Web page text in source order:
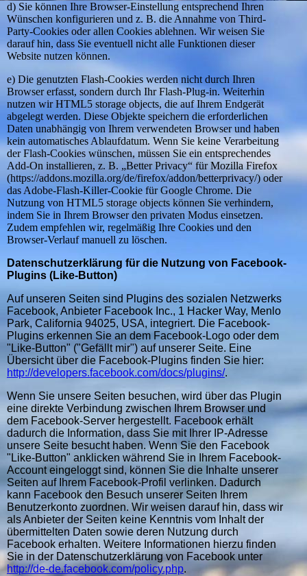
d) Sie können Ihre Browser-Einstellung entsprechend Ihren
Wünschen konfigurieren und z. B. die Annahme von Third-
Party-Cookies oder allen Cookies ablehnen. Wir weisen Sie
darauf hin, dass Sie eventuell nicht alle Funktionen dieser
Website nutzen können.
e) Die genutzten Flash-Cookies werden nicht durch Ihren
Browser erfasst, sondern durch Ihr Flash-Plug-in. Weiterhin
nutzen wir HTML5 storage objects, die auf Ihrem Endgerät
abgelegt werden. Diese Objekte speichern die erforderlichen
Daten unabhängig von Ihrem verwendeten Browser und haben
kein automatisches Ablaufdatum. Wenn Sie keine Verarbeitung
der Flash-Cookies wünschen, müssen Sie ein entsprechendes
Add-On installieren, z. B. „Better Privacy“ für Mozilla Firefox
(https://addons.mozilla.org/de/firefox/addon/betterprivacy/) oder
das Adobe-Flash-Killer-Cookie für Google Chrome. Die
Nutzung von HTML5 storage objects können Sie verhindern,
indem Sie in Ihrem Browser den privaten Modus einsetzen.
Zudem empfehlen wir, regelmäßig Ihre Cookies und den
Browser-Verlauf manuell zu löschen.
Datenschutzerklärung für die Nutzung von Facebook-
Plugins (Like-Button)
Auf unseren Seiten sind Plugins des sozialen Netzwerks
Facebook, Anbieter Facebook Inc., 1 Hacker Way, Menlo
Park, California 94025, USA, integriert. Die Facebook-
Plugins erkennen Sie an dem Facebook-Logo oder dem
"Like-Button" ("Gefällt mir") auf unserer Seite. Eine
Übersicht über die Facebook-Plugins finden Sie hier:
http://developers.facebook.com/docs/plugins/.
Wenn Sie unsere Seiten besuchen, wird über das Plugin
eine direkte Verbindung zwischen Ihrem Browser und
dem Facebook-Server hergestellt. Facebook erhält
dadurch die Information, dass Sie mit Ihrer IP-Adresse
unsere Seite besucht haben. Wenn Sie den Facebook
"Like-Button" anklicken während Sie in Ihrem Facebook-
Account eingeloggt sind, können Sie die Inhalte unserer
Seiten auf Ihrem Facebook-Profil verlinken. Dadurch
kann Facebook den Besuch unserer Seiten Ihrem
Benutzerkonto zuordnen. Wir weisen darauf hin, dass wir
als Anbieter der Seiten keine Kenntnis vom Inhalt der
übermittelten Daten sowie deren Nutzung durch
Facebook erhalten. Weitere Informationen hierzu finden
Sie in der Datenschutzerklärung von Facebook unter
http://de-de.facebook.com/policy.php.